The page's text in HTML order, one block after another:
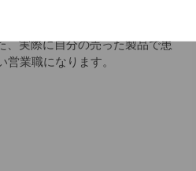
らない人はほとんどいませ
、実際に自分の売った製品で患
業職になります。